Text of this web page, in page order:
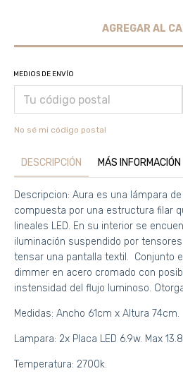
MEDIOS DE ENVÍO
No sé mi código postal
DESCRIPCIÓN MÁS INFORMACIÓN
Descripcion: Aura es una lámpara
compuesta por una estructura filar
lineales LED. En su interior se
iluminación suspendido por
tensar una pantalla textil. Conjunto
dimmer en acero cromado con
instensidad del flujo luminoso.
Medidas: Ancho 61cm x Altura 74cm.
Lampara: 2x Placa LED 6.9w. Max
Temperatura: 2700k.